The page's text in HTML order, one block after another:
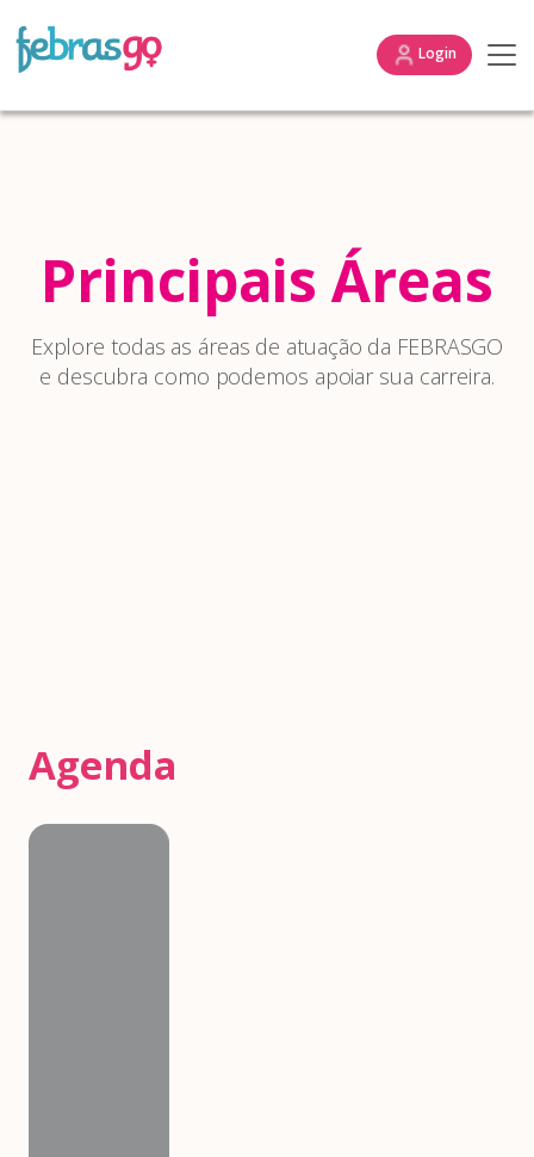
Login
Principais Áreas
Explore todas as áreas de atuação da FEBRASGO
e descubra como podemos apoiar sua carreira.
Agenda